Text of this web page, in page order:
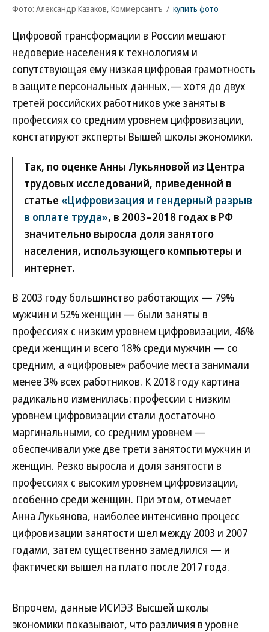
Фото: Александр Казаков, Коммерсантъ / купить фото
Цифровой трансформации в России мешают
недоверие населения к технологиям и
сопутствующая ему низкая цифровая грамотность
в защите персональных данных,— хотя до двух
третей российских работников уже заняты в
профессиях со средним уровнем цифровизации,
констатируют эксперты Вышей школы экономики.
Так, по оценке Анны Лукьяновой из Центра
трудовых исследований, приведенной в
статье «Цифровизация и гендерный разрыв
в оплате труда», в 2003–2018 годах в РФ
значительно выросла доля занятого
населения, использующего компьютеры и
интернет.
В 2003 году большинство работающих — 79%
мужчин и 52% женщин — были заняты в
профессиях с низким уровнем цифровизации, 46%
среди женщин и всего 18% среди мужчин — со
средним, а «цифровые» рабочие места занимали
менее 3% всех работников. К 2018 году картина
радикально изменилась: профессии с низким
уровнем цифровизации стали достаточно
маргинальными, со средним уровнем —
обеспечивали уже две трети занятости мужчин и
женщин. Резко выросла и доля занятости в
профессиях с высоким уровнем цифровизации,
особенно среди женщин. При этом, отмечает
Анна Лукьянова, наиболее интенсивно процесс
цифровизации занятости шел между 2003 и 2007
годами, затем существенно замедлился — и
фактически вышел на плато после 2017 года.
Впрочем, данные ИСИЭЗ Высшей школы
экономики показывают, что различия в уровне